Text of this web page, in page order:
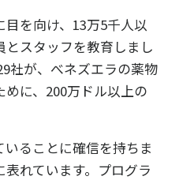
を向け、13万5千人以
とスタッフを教育しまし
社が、べネズエラの薬物
に、200万ドル以上の
ることに確信を持ちま
れています。プログラ